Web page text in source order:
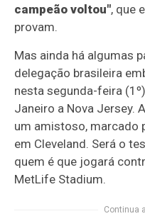
campeão voltou", que
provam.
Mas ainda há algumas
delegação brasileira
nesta segunda-feira
Janeiro a Nova Jersey.
um amistoso, marcado
em Cleveland. Será o
quem é que jogará
MetLife Stadium.
Continua